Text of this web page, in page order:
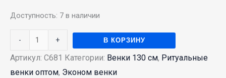
Доступность: 7 в наличии
- + В КОРЗИНУ
Артикул: С681 Категории: Венки 130 см, Ритуальные
венки оптом, Эконом венки